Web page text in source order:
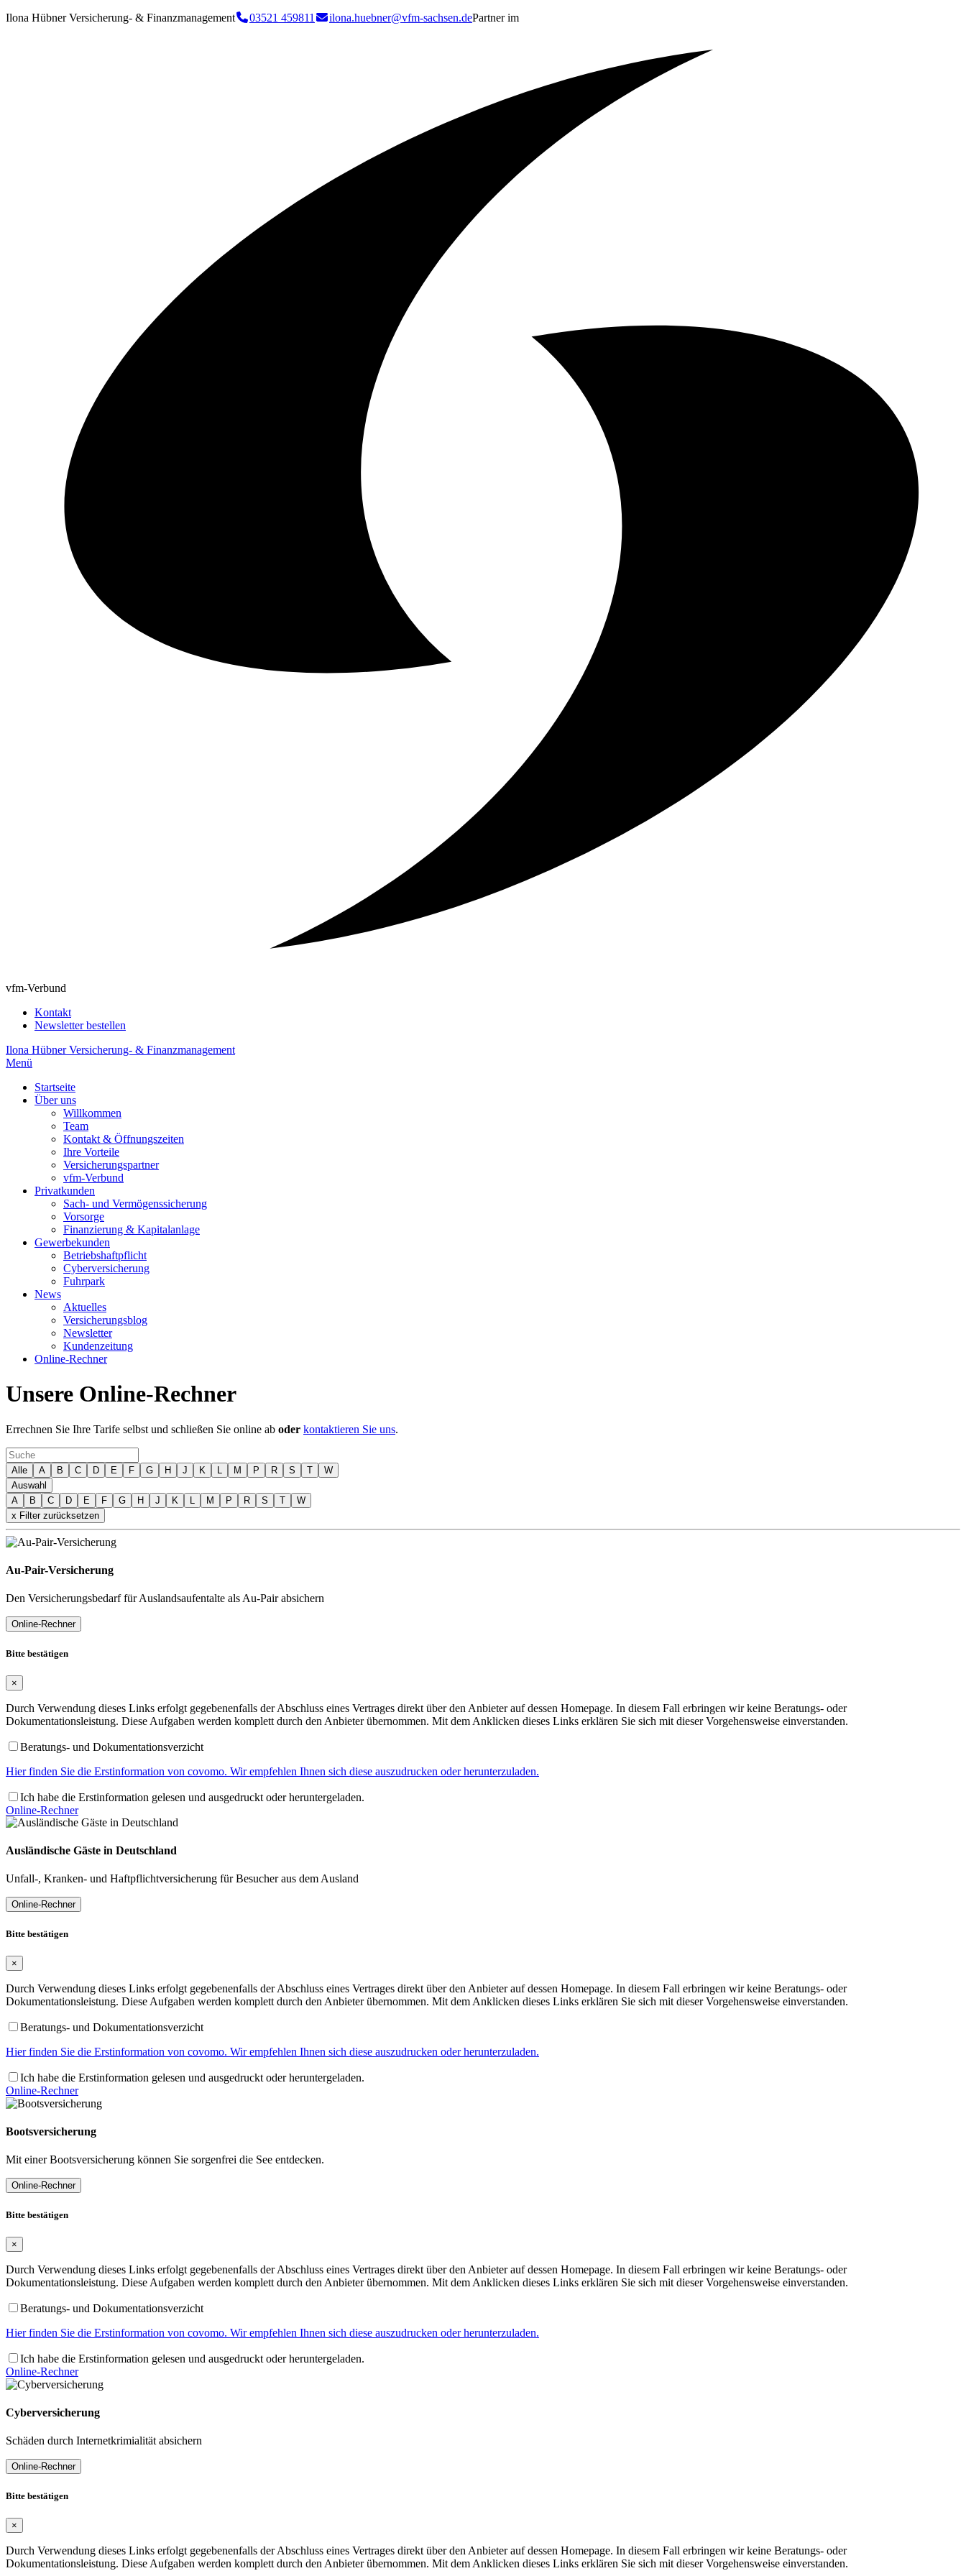
Ilona Hübner Versicherung- & Finanzmanagement 03521 459811 ilona.huebner@vfm-sachsen.dePartner im
vfm-Verbund
Kontakt
Newsletter bestellen
Ilona Hübner Versicherung- & Finanzmanagement
Menü
Startseite
Über uns
Willkommen
Team
Kontakt & Öffnungszeiten
Ihre Vorteile
Versicherungspartner
vfm-Verbund
Privatkunden
Sach- und Vermögenssicherung
Vorsorge
Finanzierung & Kapitalanlage
Gewerbekunden
Betriebshaftpflicht
Cyberversicherung
Fuhrpark
News
Aktuelles
Versicherungsblog
Newsletter
Kundenzeitung
Online-Rechner
Unsere Online-Rechner
Errechnen Sie Ihre Tarife selbst und schließen Sie online ab oder kontaktieren Sie uns.
Alle A B C D E F G H J K M P R S T
W
Auswahl
A
B C D E F G H J K M P R S T
W
x Filter zurücksetzen
Au-Pair-Versicherung
Den Versicherungsbedarf für Auslandsaufentalte als Au-Pair absichern
Online-Rechner
Bitte bestätigen
×
Durch Verwendung dieses Links erfolgt gegebenenfalls der Abschluss eines Vertrages direkt über den Anbieter auf dessen Homepage. In diesem Fall erbringen wir keine Beratungs- oder
Dokumentationsleistung. Diese Aufgaben werden komplett durch den Anbieter übernommen. Mit dem Anklicken dieses Links erklären Sie sich mit dieser Vorgehensweise einverstanden.
Beratungs- und Dokumentationsverzicht
Hier finden Sie die Erstinformation von covomo. Wir empfehlen Ihnen sich diese auszudrucken oder herunterzuladen.
Ich habe die Erstinformation gelesen und ausgedruckt oder heruntergeladen.
Online-Rechner
Ausländische Gäste in Deutschland
Unfall-, Kranken- und Haftpflichtversicherung für Besucher aus dem Ausland
Online-Rechner
Bitte bestätigen
×
Durch Verwendung dieses Links erfolgt gegebenenfalls der Abschluss eines Vertrages direkt über den Anbieter auf dessen Homepage. In diesem Fall erbringen wir keine Beratungs- oder
Dokumentationsleistung. Diese Aufgaben werden komplett durch den Anbieter übernommen. Mit dem Anklicken dieses Links erklären Sie sich mit dieser Vorgehensweise einverstanden.
Beratungs- und Dokumentationsverzicht
Hier finden Sie die Erstinformation von covomo. Wir empfehlen Ihnen sich diese auszudrucken oder herunterzuladen.
Ich habe die Erstinformation gelesen und ausgedruckt oder heruntergeladen.
Online-Rechner
Bootsversicherung
Mit einer Bootsversicherung können Sie sorgenfrei die See entdecken.
Online-Rechner
Bitte bestätigen
×
Durch Verwendung dieses Links erfolgt gegebenenfalls der Abschluss eines Vertrages direkt über den Anbieter auf dessen Homepage. In diesem Fall erbringen wir keine Beratungs- oder
Dokumentationsleistung. Diese Aufgaben werden komplett durch den Anbieter übernommen. Mit dem Anklicken dieses Links erklären Sie sich mit dieser Vorgehensweise einverstanden.
Beratungs- und Dokumentationsverzicht
Hier finden Sie die Erstinformation von covomo. Wir empfehlen Ihnen sich diese auszudrucken oder herunterzuladen.
Ich habe die Erstinformation gelesen und ausgedruckt oder heruntergeladen.
Online-Rechner
Cyberversicherung
Schäden durch Internetkrimialität absichern
Online-Rechner
Bitte bestätigen
×
Durch Verwendung dieses Links erfolgt gegebenenfalls der Abschluss eines Vertrages direkt über den Anbieter auf dessen Homepage. In diesem Fall erbringen wir keine Beratungs- oder
Dokumentationsleistung. Diese Aufgaben werden komplett durch den Anbieter übernommen. Mit dem Anklicken dieses Links erklären Sie sich mit dieser Vorgehensweise einverstanden.